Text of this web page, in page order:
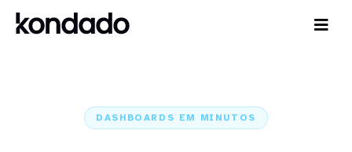
DASHBOARDS EM MINUTOS